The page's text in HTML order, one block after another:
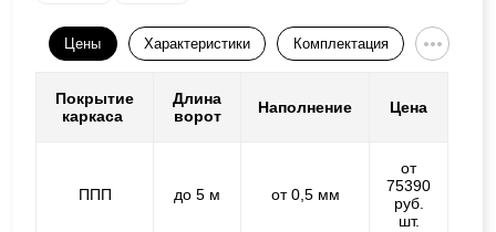
Цены Характеристики Комплектация
Покрытие
каркаса
Длина
ворот
Наполнение Цена
ППП до 5 м от 0,5 мм
от
75390
руб.
шт.